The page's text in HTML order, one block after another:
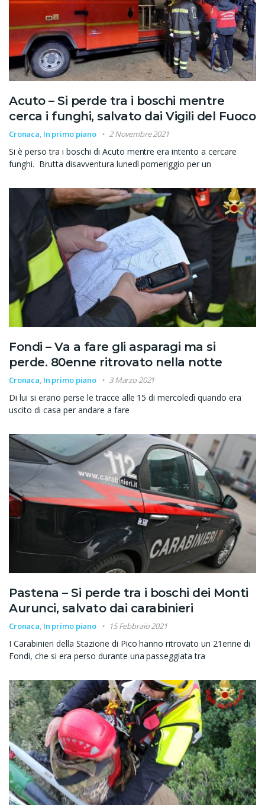
Acuto – Si perde tra i boschi mentre
cerca i funghi, salvato dai Vigili del Fuoco
Cronaca, In primo piano 2 Novembre 2021
Si è perso tra i boschi di Acuto mentre era intento a cercare
funghi. Brutta disavventura lunedì pomeriggio per un
Fondi – Va a fare gli asparagi ma si
perde. 80enne ritrovato nella notte
Cronaca, In primo piano 3 Marzo 2021
Di lui si erano perse le tracce alle 15 di mercoledì quando era
uscito di casa per andare a fare
Pastena – Si perde tra i boschi dei Monti
Aurunci, salvato dai carabinieri
Cronaca, In primo piano 15 Febbraio 2021
I Carabinieri della Stazione di Pico hanno ritrovato un 21enne di
Fondi, che si era perso durante una passeggiata tra